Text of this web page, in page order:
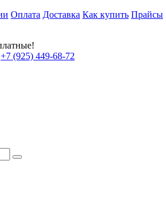
Оплата Доставка Как купить Прайсы
+7 (925) 449-68-72